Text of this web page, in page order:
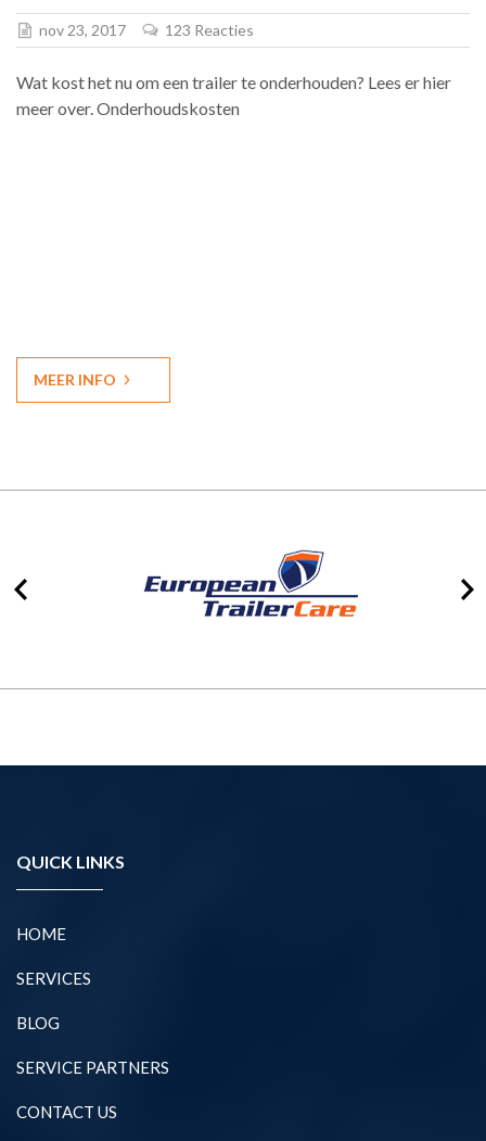
nov 23, 2017 123 Reacties
Wat kost het nu om een trailer te onderhouden? Lees er hier
meer over. Onderhoudskosten
MEER INFO
QUICK LINKS
HOME
SERVICES
BLOG
SERVICE PARTNERS
CONTACT US